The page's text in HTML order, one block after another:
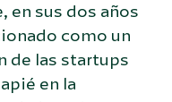
en sus dos años
como un
de las startups
en la